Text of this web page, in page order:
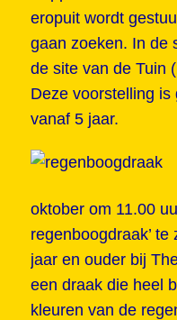
eropuit wordt
gaan zoeken. In de
de site van de Tuin
Deze voorstelling is
vanaf 5 jaar.
oktober om 11.00
regenboogdraak’ te
jaar en ouder bij
een draak die heel
kleuren van de